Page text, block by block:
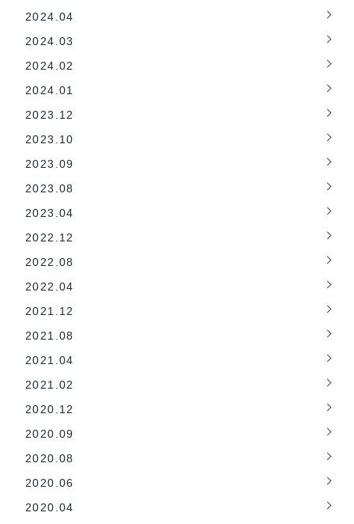
2024.04
2024.03
2024.02
2024.01
2023.12
2023.10
2023.09
2023.08
2023.04
2022.12
2022.08
2022.04
2021.12
2021.08
2021.04
2021.02
2020.12
2020.09
2020.08
2020.06
2020.04